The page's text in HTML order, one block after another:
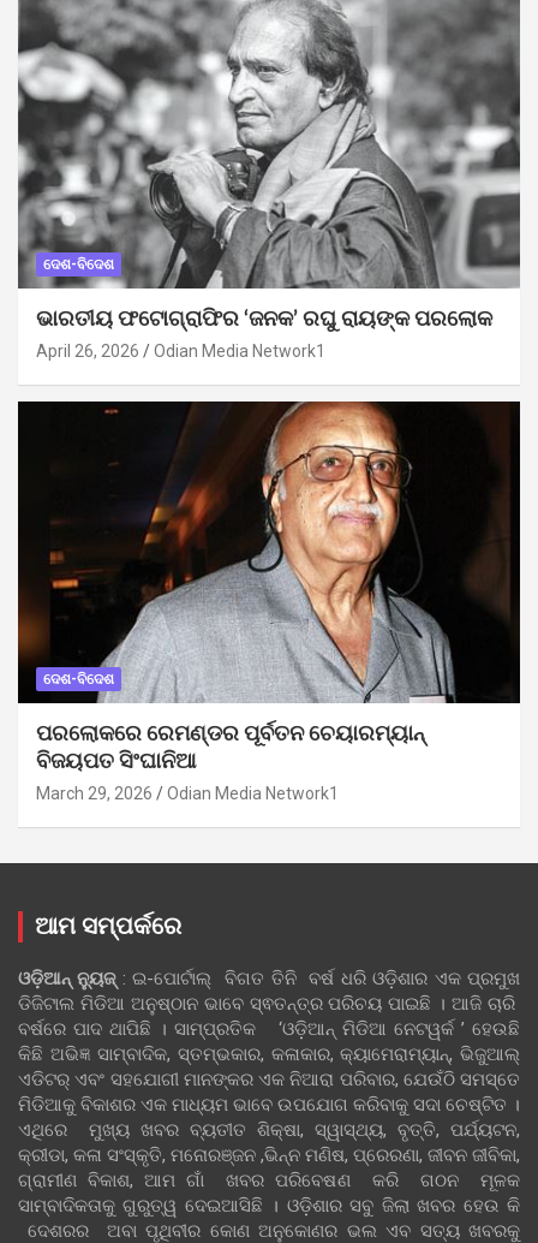
ଦେଶ-ବିଦେଶ
ଭାରତୀୟ ଫଟୋଗ୍ରାଫିର ‘ଜନକ’ ରଘୁ ରାୟଙ୍କ ପରଲୋକ
April 26, 2026 Odian Media Network1
ଦେଶ-ବିଦେଶ
ପରଲୋକରେ ରେମଣ୍ଡର ପୂର୍ବତନ ଚେୟାରମ୍ୟାନ୍
ବିଜୟପତ ସିଂଘାନିଆ
March 29, 2026 Odian Media Network1
ଆମ ସମ୍ପର୍କରେ
ଓଡ଼ିଆନ୍‍ ନ୍ୟୁଜ୍‍: ଇ-ପୋର୍ଟାଲ୍ ବିଗତ ତିନି ବର୍ଷ ଧରି ଓଡ଼ିଶାର ଏକ ପ୍ରମୁଖ
ଡିଜିଟାଲ ମିଡିଆ ଅନୁଷ୍ଠାନ ଭାବେ ସ୍ଵତନ୍ତ୍ର ପରିଚୟ ପାଇଛି । ଆଜି ଚାରି
ବର୍ଷରେ ପାଦ ଥାପିଛି । ସାମ୍ପ୍ରତିକ ‘ଓଡ଼ିଆନ୍‍ ମିଡିଆ ନେଟୱର୍କ ’ ହେଉଛି
କିଛି ଅଭିଜ୍ଞ ସାମ୍ବାଦିକ, ସ୍ତମ୍ଭକାର, କଳାକାର, କ୍ୟାମେରାମ୍ୟାନ୍, ଭିଜୁଆଲ୍
ଏଡିଟର୍ ଏବଂ ସହଯୋଗୀ ମାନଙ୍କର ଏକ ନିଆରା ପରିବାର, ଯେଉଁଠି ସମସ୍ତେ
ମିଡିଆକୁ ବିକାଶର ଏକ ମାଧ୍ୟମ ଭାବେ ଉପଯୋଗ କରିବାକୁ ସଦା ଚେଷ୍ଟିତ ।
ଏଥିରେ ମୁଖ୍ୟ ଖବର ବ୍ୟତୀତ ଶିକ୍ଷା, ସ୍ୱାସ୍ଥ୍ୟ, ବୃତ୍ତି, ପର୍ଯ୍ୟଟନ,
କ୍ରୀଡା, କଳା ସଂସ୍କୃତି, ମନୋରଞ୍ଜନ ,ଭିନ୍ନ ମଣିଷ, ପ୍ରେରଣା, ଜୀବନ ଜୀବିକା,
ଗ୍ରାମୀଣ ବିକାଶ, ଆମ ଗାଁ ଖବର ପରିବେଷଣ କରି ଗଠନ ମୂଳକ
ସାମ୍ବାଦିକତାକୁ ଗୁରୁତ୍ୱ ଦେଇଆସିଛି । ଓଡ଼ିଶାର ସବୁ ଜିଲା ଖବର ହେଉ କି
ଦେଶରର ଅବା ପୃଥିବୀର କୋଣ ଅନୁକୋଣର ଭଲ ଏବ ସତ୍ୟ ଖବରକୁ